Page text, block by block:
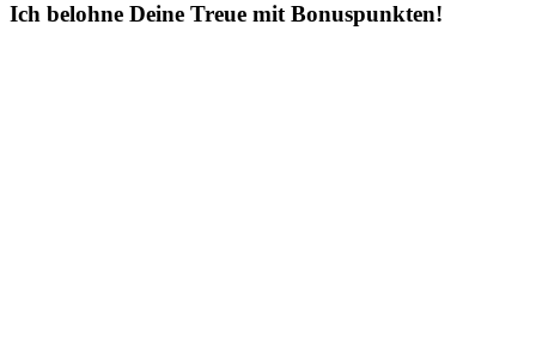
Ich belohne Deine Treue mit Bonuspunkten!